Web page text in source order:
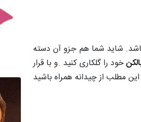
باشد. شاید شما هم جزو آن دسته
خود را گلکاری کنید .و با قرار
مطلب از چیدانه همراه باشید